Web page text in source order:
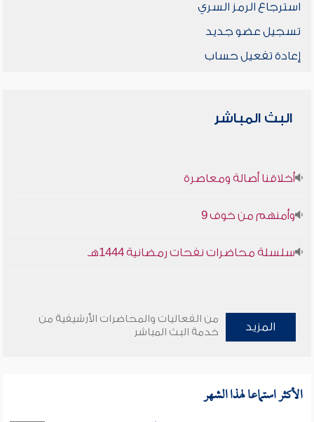
استرجاع الرمز السري
تسجيل عضو جديد
إعادة تفعيل حساب
البث المباشر
أخلاقنا أصالة ومعاصرة
وأمنهم من خوف 9
سلسلة محاضرات نفحات رمضانية 1444هـ
المزيد
من الفعاليات والمحاضرات الأرشيفية من
خدمة البث المباشر
الأكثر استماعا لهذا الشهر